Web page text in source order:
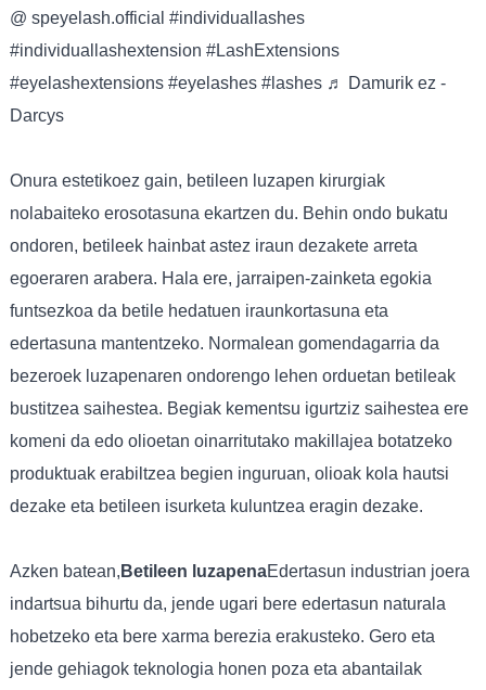
@ speyelash.official #individuallashes
#individuallashextension #LashExtensions
#eyelashextensions #eyelashes #lashes ♬ Damurik ez -
Darcys
Onura estetikoez gain, betileen luzapen kirurgiak
nolabaiteko erosotasuna ekartzen du. Behin ondo bukatu
ondoren, betileek hainbat astez iraun dezakete arreta
egoeraren arabera. Hala ere, jarraipen-zainketa egokia
funtsezkoa da betile hedatuen iraunkortasuna eta
edertasuna mantentzeko. Normalean gomendagarria da
bezeroek luzapenaren ondorengo lehen orduetan betileak
bustitzea saihestea. Begiak kementsu igurtziz saihestea ere
komeni da edo olioetan oinarritutako makillajea botatzeko
produktuak erabiltzea begien inguruan, olioak kola hautsi
dezake eta betileen isurketa kuluntzea eragin dezake.
Azken batean, Betileen luzapenaEdertasun industrian joera
indartsua bihurtu da, jende ugari bere edertasun naturala
hobetzeko eta bere xarma berezia erakusteko. Gero eta
jende gehiagok teknologia honen poza eta abantailak